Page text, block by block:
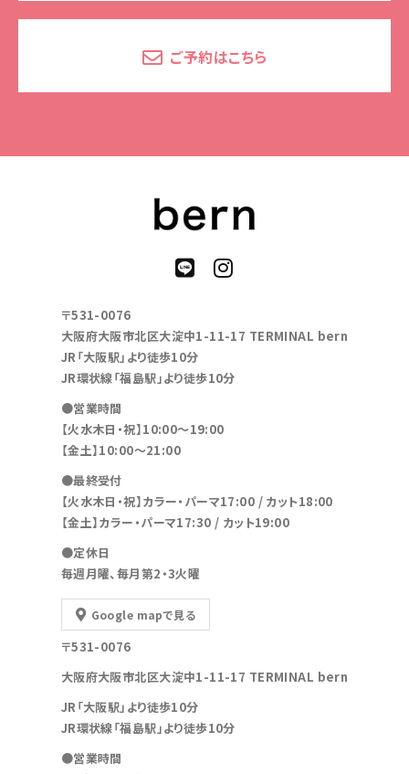
ご予約はこちら
〒531-0076
大阪府大阪市北区大淀中1-11-17 TERMINAL bern
JR「大阪駅」より徒歩10分
JR環状線「福島駅」より徒歩10分
●営業時間
【火水木日・祝】10:00～19:00
【金土】10:00〜21:00
●最終受付
【火水木日・祝】カラー・パーマ17:00 / カット18:00
【金土】カラー・パーマ17:30 / カット19:00
●定休日
毎週月曜、毎月第2・3火曜
Google mapで見る
〒531-0076
大阪府大阪市北区大淀中1-11-17 TERMINAL bern
JR「大阪駅」より徒歩10分
JR環状線「福島駅」より徒歩10分
●営業時間